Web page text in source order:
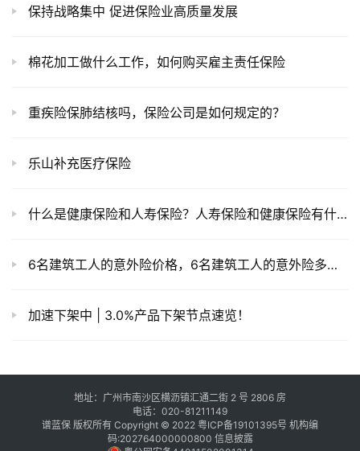
保持战略集中 促进保险业高质量发展
棉花加工做什么工作，如何购买雇主责任保险
重疾险保肺结核吗，保险公司是如何规定的？
乐山补充医疗保险
什么是健康保险和人寿保险？人寿保险和健康保险有什么区别？
6名建筑工人的意外险价格，6名建筑工人的意外险多少钱？
加速下架中 | 3.0%产品下架节点速览！
地址：广州市南沙区横沥镇汇通二街 2 号 2806 房
电话：020-81211149
谱蓝保 版权所有 Copyright © 2022 粤ICP备19101395号 机构编
码:202764000000800 信息披露